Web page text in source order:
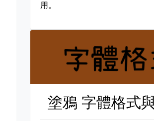
用。
塗鴉 字體格式